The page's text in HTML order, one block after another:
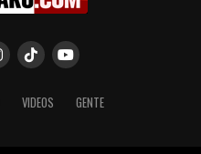
VIDEOS GENTE